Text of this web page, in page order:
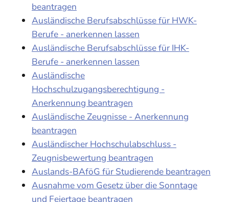
beantragen
Ausländische Berufsabschlüsse für HWK-
Berufe - anerkennen lassen
Ausländische Berufsabschlüsse für IHK-
Berufe - anerkennen lassen
Ausländische
Hochschulzugangsberechtigung -
Anerkennung beantragen
Ausländische Zeugnisse - Anerkennung
beantragen
Ausländischer Hochschulabschluss -
Zeugnisbewertung beantragen
Auslands-BAföG für Studierende beantragen
Ausnahme vom Gesetz über die Sonntage
und Feiertage beantragen